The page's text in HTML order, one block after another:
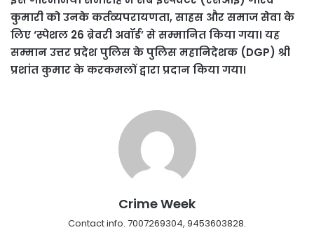
कुमारी को उनके कर्तव्यपरायणता, साहस और समाज सेवा के
लिए ‘स्पेशल 26 ब्रेवरी अवॉर्ड’ से सम्मानित किया गया। यह
सम्मान उत्तर प्रदेश पुलिस के पुलिस महानिदेशक (DGP) श्री
प्रशांत कुमार के करकमलों द्वारा प्रदान किया गया।
Crime Week
Contact info. 7007269304, 9453603828.